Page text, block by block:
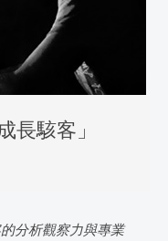
長駭客」
分析觀察力與專業